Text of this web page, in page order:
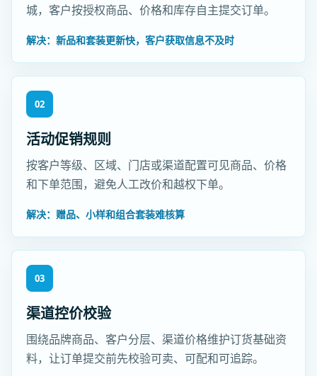
城，客户按授权商品、价格和库存自主提交订单。
解决：新品和套装更新快，客户获取信息不及时
02
活动促销规则
按客户等级、区域、门店或渠道配置可见商品、价格
和下单范围，避免人工改价和越权下单。
解决：赠品、小样和组合套装难核算
03
渠道控价校验
围绕品牌商品、客户分层、渠道价格维护订货基础资
料，让订单提交前先校验可卖、可配和可追踪。